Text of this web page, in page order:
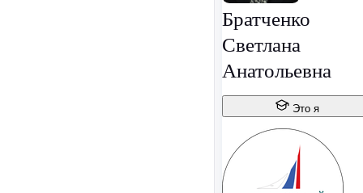
Братченко
Светлана
Анатольевна
Это я